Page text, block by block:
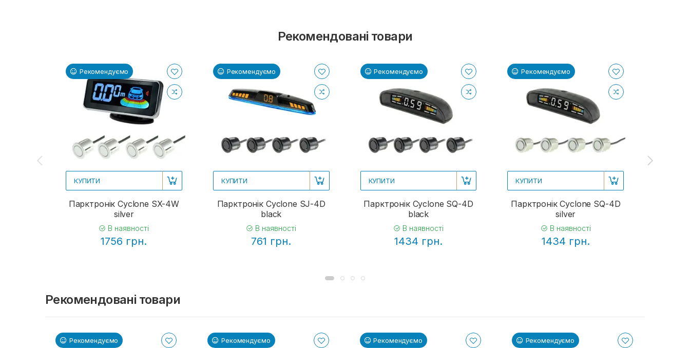
Рекомендовані товари
Рекомендуємо
КУПИТИ
Парктронік Cyclone SX-4W
silver
В наявності
1756 грн.
Рекомендуємо
КУПИТИ
Парктронік Cyclone SJ-4D
black
В наявності
761 грн.
Рекомендуємо
КУПИТИ
Парктронік Cyclone SQ-4D
black
В наявності
1434 грн.
Рекомендуємо
КУПИТИ
Парктронік Cyclone SQ-4D
silver
В наявності
1434 грн.
Рекомендовані товари
Рекомендуємо Рекомендуємо Рекомендуємо Рекомендуємо